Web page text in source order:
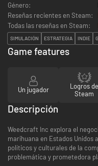
Género:
Reseñas recientes en Steam:
Todas las reseñas en Steam:
SIMULACIÓN ESTRATEGIA INDIE
Game features
Un jugador
Logros de
Steam
Descripción
Weedcraft Inc explora el
marihuana en Estados Unidos
políticos y culturales de la
problemática y prometedora